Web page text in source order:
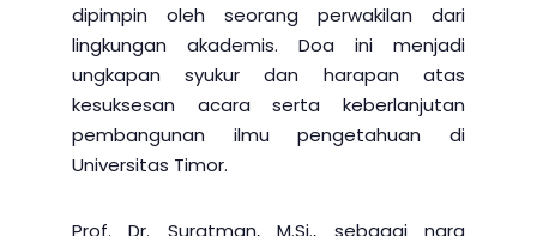
dipimpin oleh seorang perwakilan dari
lingkungan akademis. Doa ini menjadi
ungkapan syukur dan harapan atas
kesuksesan acara serta keberlanjutan
pembangunan ilmu pengetahuan di
Universitas Timor.
Prof. Dr. Suratman, M.Si., sebagai nara